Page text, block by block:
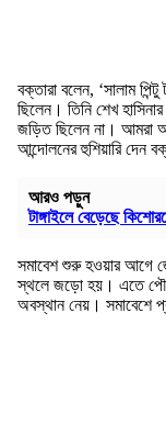
বক্তারা বলেন, ‘সালাম
ছিলেন। তিনি শেখ
জড়িত ছিলেন না। আমরা
আন্দোলনের হুশিয়ারি দেন
আরও পড়ুন
টাঙ্গাইলে বেড়েছে
সমাবেশ শুরু হওয়ার আগে
স্থলে জড়ো হয়। এতে
অবস্থান নেয়। সমাবেশে